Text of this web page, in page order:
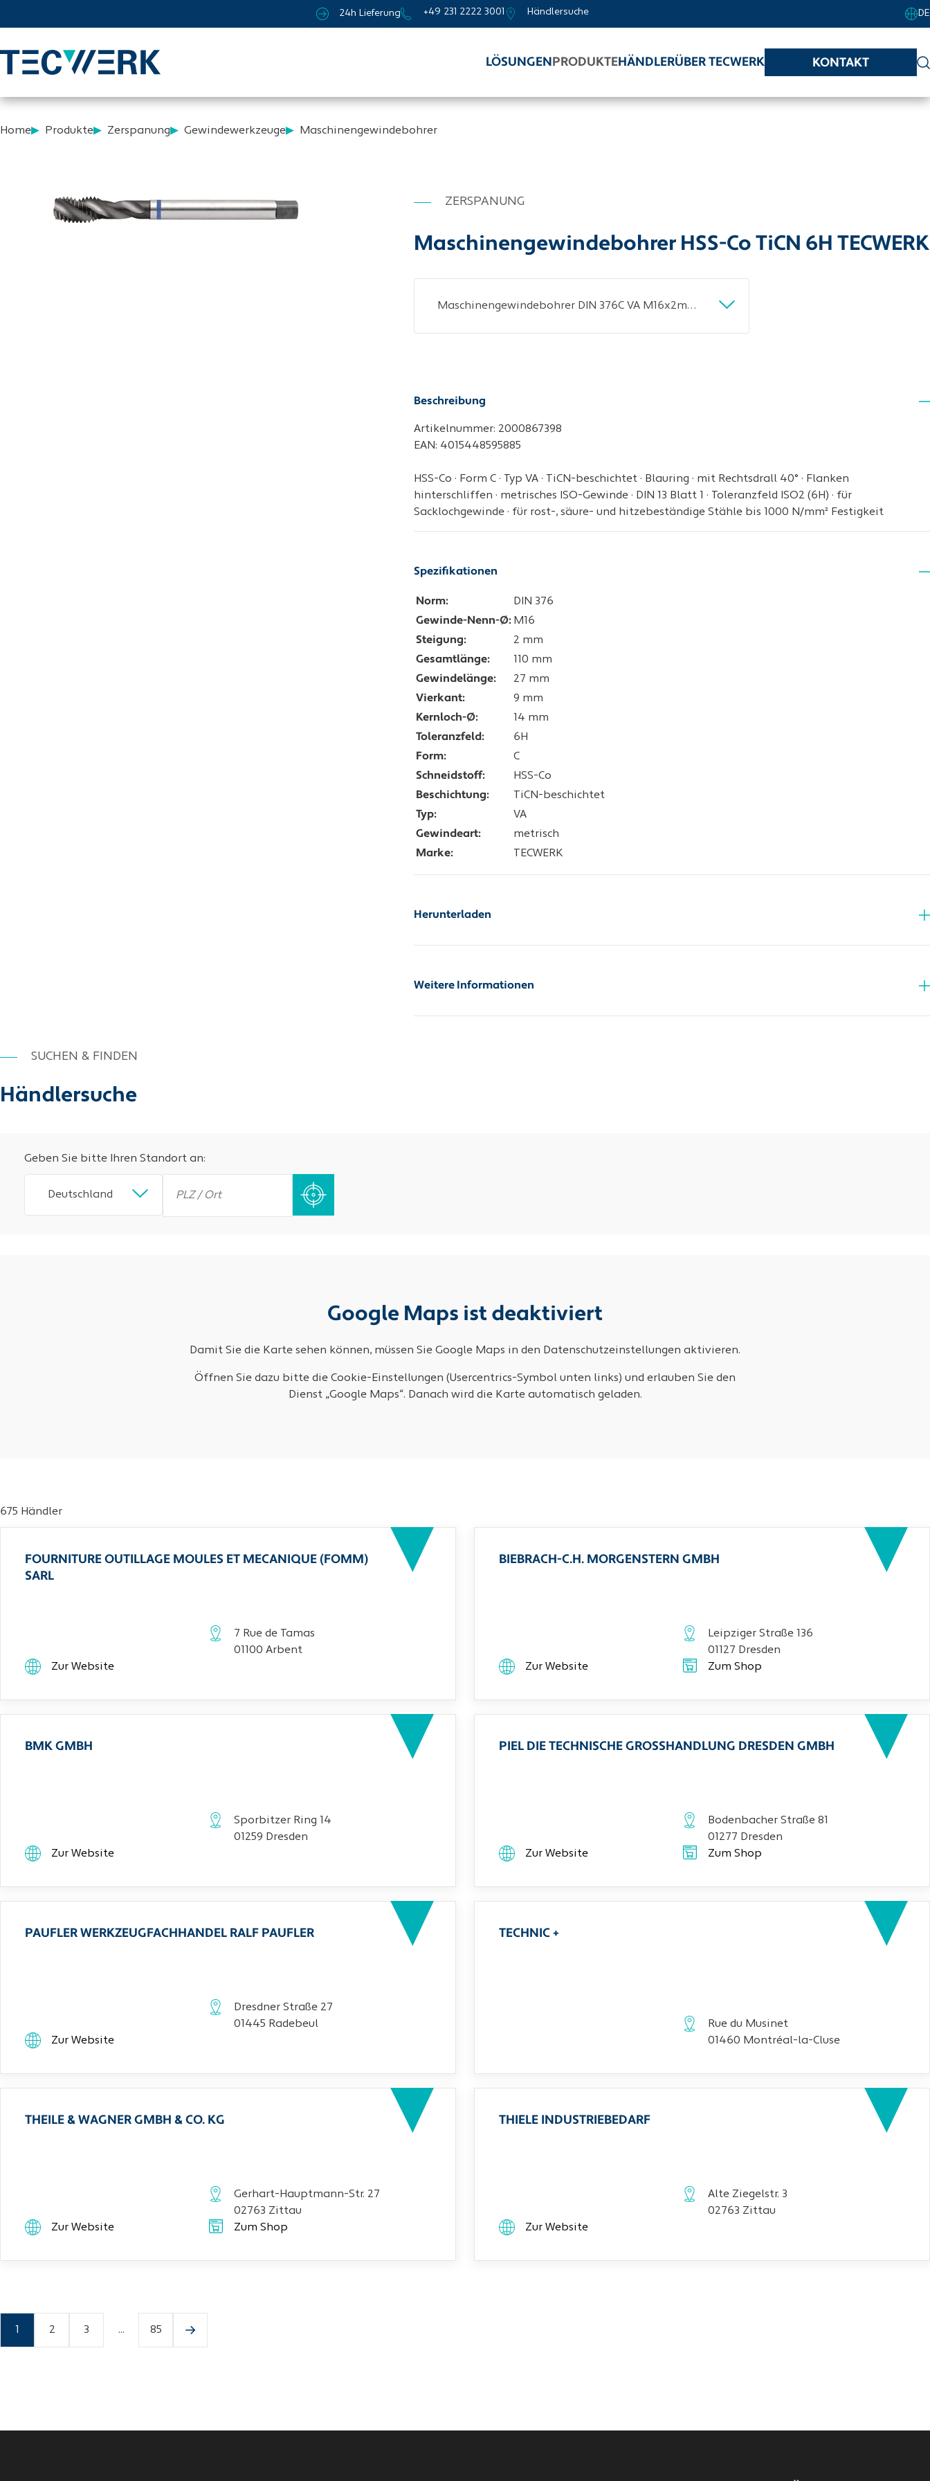
24h Lieferung +49 231 2222 3001 Händlersuche DE
LÖSUNGEN PRODUKTEHÄNDLERÜBER TECWERK KONTAKT
Home Produkte Zerspanung Gewindewerkzeuge Maschinengewindebohrer
ZERSPANUNG
Maschinengewindebohrer HSS-Co TiCN 6H TECWERK
Maschinengewindebohrer DIN 376C VA M16x2mm HSS-Co TiCN 6H TECWERK
Beschreibung
Artikelnummer: 2000867398
EAN: 4015448595885
HSS-Co · Form C · Typ VA · TiCN-beschichtet · Blauring · mit Rechtsdrall 40° · Flanken
hinterschliffen · metrisches ISO-Gewinde · DIN 13 Blatt 1 · Toleranzfeld ISO2 (6H) · für
Sacklochgewinde · für rost-, säure- und hitzebeständige Stähle bis 1000 N/mm² Festigkeit
Spezifikationen
Norm:
DIN 376
Gewinde-Nenn-Ø: M16
Steigung:
2 mm
Gesamtlänge:
110 mm
Gewindelänge:
27 mm
Vierkant:
9 mm
Kernloch-Ø:
14 mm
Toleranzfeld:
6H
Form:
C
Schneidstoff:
HSS-Co
Beschichtung:
TiCN-beschichtet
Typ:
VA
Gewindeart:
metrisch
Marke:
TECWERK
Herunterladen
Schnittwerttabelle
Weitere Informationen
SUCHEN & FINDEN
Händlersuche
Geben Sie bitte Ihren Standort an:
Deutschland
Google Maps ist deaktiviert
Damit Sie die Karte sehen können, müssen Sie Google Maps in den Datenschutzeinstellungen aktivieren.
Öffnen Sie dazu bitte die Cookie-Einstellungen (Usercentrics-Symbol unten links) und erlauben Sie den
Dienst „Google Maps“. Danach wird die Karte automatisch geladen.
675 Händler
FOURNITURE OUTILLAGE MOULES ET MECANIQUE (FOMM)
SARL
7 Rue de Tamas
01100 Arbent
Zur Website
BIEBRACH-C.H. MORGENSTERN GMBH
Leipziger Straße 136
01127 Dresden
Zur Website
Zum Shop
BMK GMBH
Sporbitzer Ring 14
01259 Dresden
Zur Website
PIEL DIE TECHNISCHE GROSSHANDLUNG DRESDEN GMBH
Bodenbacher Straße 81
01277 Dresden
Zur Website
Zum Shop
PAUFLER WERKZEUGFACHHANDEL RALF PAUFLER
Dresdner Straße 27
01445 Radebeul
Zur Website
TECHNIC +
Rue du Musinet
01460 Montréal-la-Cluse
THEILE & WAGNER GMBH & CO. KG
Gerhart-Hauptmann-Str. 27
02763 Zittau
Zur Website
Zum Shop
THIELE INDUSTRIEBEDARF
Alte Ziegelstr. 3
02763 Zittau
Zur Website
2 3 ... 85